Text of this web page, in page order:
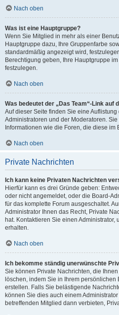
Nach oben
Was ist eine Hauptgruppe?
Wenn Sie Mitglied in mehr als einer
Hauptgruppe dazu, Ihre Gruppenfarbe
standardmäßig angezeigt wird,
Berechtigung geben, Ihre Hauptgruppe
festzulegen.
Nach oben
Was bedeutet der „Das Team“-Link auf
Auf dieser Seite finden Sie eine
Administratoren und der Moderatoren.
Informationen wie die Foren, die diese im
Nach oben
Private Nachrichten
Ich kann keine Privaten Nachrichten
Hierfür kann es drei Gründe geben:
oder nicht angemeldet, oder die Board-
für das komplette Forum ausgeschaltet.
Administrator Ihnen das Recht, Private
hat. Kontaktieren Sie einen Administrator,
erhalten.
Nach oben
Ich bekomme ständig unerwünschte
Sie können Private Nachrichten, die
löschen, indem Sie in Ihrem
erstellen. Falls Sie belästigende
können Sie dies auch einem
betreffenden Mitglied dann verbieten,